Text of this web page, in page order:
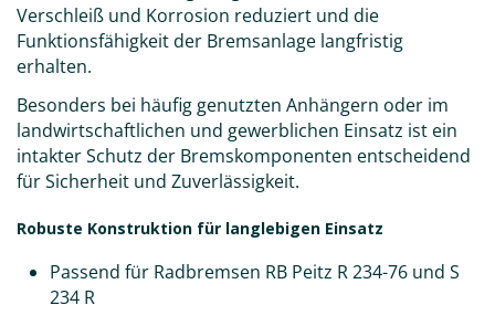
Verschleiß und Korrosion reduziert und die
Funktionsfähigkeit der Bremsanlage langfristig
erhalten.
Besonders bei häufig genutzten Anhängern oder im
landwirtschaftlichen und gewerblichen Einsatz ist ein
intakter Schutz der Bremskomponenten entscheidend
für Sicherheit und Zuverlässigkeit.
Robuste Konstruktion für langlebigen Einsatz
Passend für Radbremsen RB Peitz R 234-76 und S
234 R